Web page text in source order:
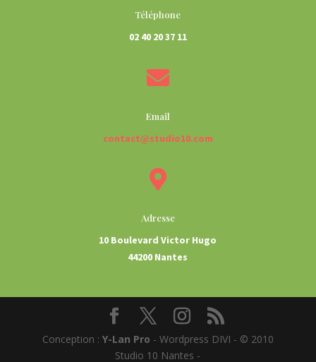
Téléphone
02 40 20 37 11

Email
contact@studio10.com

Adresse
10 Boulevard Victor Hugo
44200 Nantes
Conception : Y-Lan Pro - Wordpress DIVI - © 2010
Studio 10 Nantes -